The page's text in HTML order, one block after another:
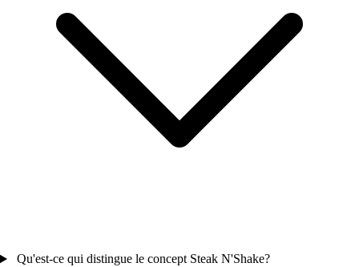
Qu'est-ce qui distingue le concept Steak N'Shake?